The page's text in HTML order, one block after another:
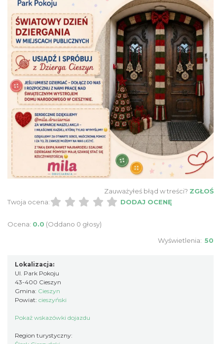
Cieszyn
2026-08-30
0.08 km
Cieszyn
2026-08-14
0.11 km
2026-08-21
Cieszyn
Zauważyłeś błąd w treści? ZGŁOŚ
Twoja ocena:
DODAJ OCENĘ
Ocena: 0.0 (Oddano 0 głosy)
Wyświetlenia: 50
Lokalizacja:
Ul. Park Pokoju
43-400 Cieszyn
Gmina: Cieszyn
Powiat: cieszyński
Pokaż wskazówki dojazdu
Region turystyczny: